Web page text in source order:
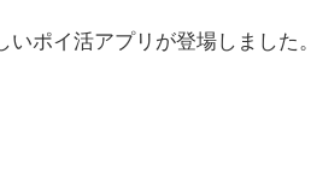
ポイ活アプリが登場しました。